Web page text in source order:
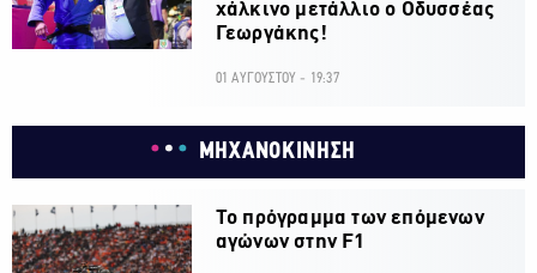
χάλκινο μετάλλιο ο Οδυσσέας
Γεωργάκης!
01 ΑΥΓΟΥΣΤΟΥ - 19:37
ΜΗΧΑΝΟΚΙΝΗΣΗ
Το πρόγραμμα των επόμενων
αγώνων στην F1